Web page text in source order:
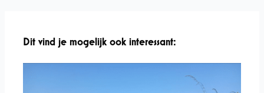
Dit vind je mogelijk ook interessant: